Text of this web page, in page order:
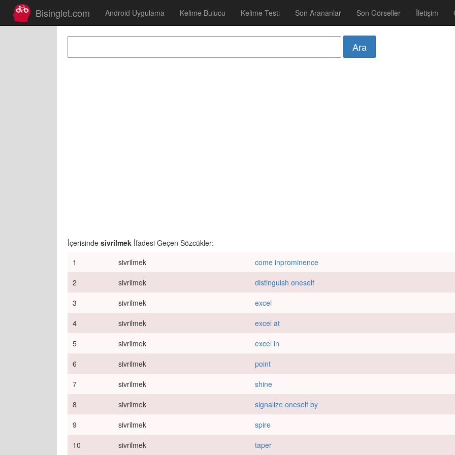
Bisinglet.com Android Uygulama Kelime Bulucu Kelime Testi Son Arananlar Son Görseller İletişim
İçerisinde sivrilmek İfadesi Geçen Sözcükler:
1
sivrilmek
come inprominence
2
sivrilmek
distinguish oneself
3
sivrilmek
excel
4
sivrilmek
excel at
5
sivrilmek
excel in
6
sivrilmek
point
7
sivrilmek
shine
8
sivrilmek
signalize oneself by
9
sivrilmek
spire
10
sivrilmek taper